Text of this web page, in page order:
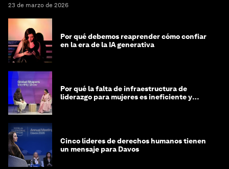
23 de marzo de 2026
Por qué debemos reaprender cómo confiar
en la era de la IA generativa
Por qué la falta de infraestructura de
liderazgo para mujeres es ineficiente y
Cinco líderes de derechos humanos tienen
un mensaje para Davos